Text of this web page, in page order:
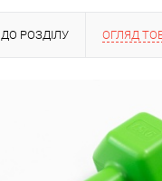
РОЗДІЛУ ОГЛЯД